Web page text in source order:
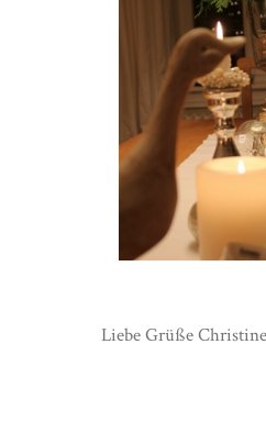
Liebe Grüße